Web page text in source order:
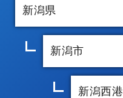
新潟県
新潟市
新潟西港